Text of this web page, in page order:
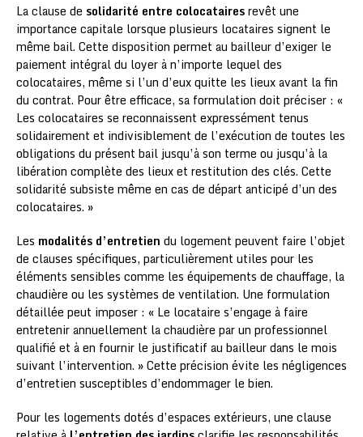
La clause de solidarité entre colocatairesrevêt une
importance capitale lorsque plusieurs locataires signent le
même bail. Cette disposition permet au bailleur d’exiger le
paiement intégral du loyer à n’importe lequel des
colocataires, même si l’un d’eux quitte les lieux avant la fin
du contrat. Pour être efficace, sa formulation doit préciser : «
Les colocataires se reconnaissent expressément tenus
solidairement et indivisiblement de l’exécution de toutes les
obligations du présent bail jusqu’à son terme ou jusqu’à la
libération complète des lieux et restitution des clés. Cette
solidarité subsiste même en cas de départ anticipé d’un des
colocataires. »
Les modalités d’entretien du logement peuvent faire l’objet
de clauses spécifiques, particulièrement utiles pour les
éléments sensibles comme les équipements de chauffage, la
chaudière ou les systèmes de ventilation. Une formulation
détaillée peut imposer : « Le locataire s’engage à faire
entretenir annuellement la chaudière par un professionnel
qualifié et à en fournir le justificatif au bailleur dans le mois
suivant l’intervention. » Cette précision évite les négligences
d’entretien susceptibles d’endommager le bien.
Pour les logements dotés d’espaces extérieurs, une clause